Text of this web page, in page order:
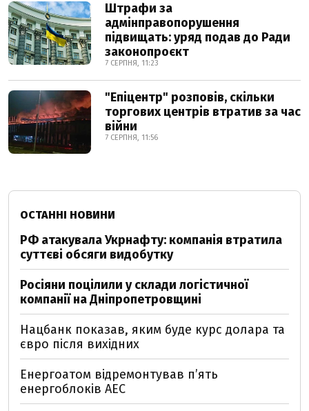
Штрафи за
адмінправопорушення
підвищать: уряд подав до Ради
законопроєкт
7 СЕРПНЯ, 11:23
"Епіцентр" розповів, скільки
торгових центрів втратив за час
війни
7 СЕРПНЯ, 11:56
ОСТАННІ НОВИНИ
РФ атакувала Укрнафту: компанія втратила
суттєві обсяги видобутку
Росіяни поцілили у склади логістичної
компанії на Дніпропетровщині
Нацбанк показав, яким буде курс долара та
євро після вихідних
Енергоатом відремонтував п’ять
енергоблоків АЕС